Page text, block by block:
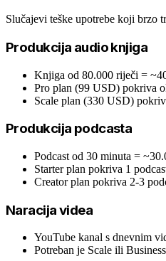
Slučajevi teške upotrebe koji brzo
Produkcija audio knjiga
Knjiga od 80.000 riječi =
Pro plan (99 USD) pokriva
Scale plan (330 USD)
Produkcija podcasta
Podcast od 30 minuta =
Starter plan pokriva 1
Creator plan pokriva 2-3
Naracija videa
YouTube kanal s dnevnim
Potreban je Scale ili